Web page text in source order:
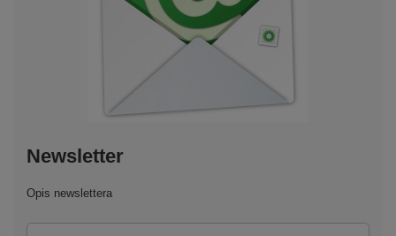
Newsletter
Opis newslettera